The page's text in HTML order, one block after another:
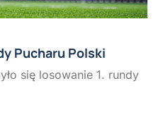
Pucharu Polski
się losowanie 1. rundy